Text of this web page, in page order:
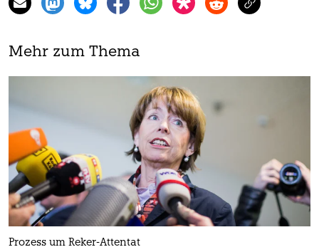
Mehr zum Thema
Prozess um Reker-Attentat